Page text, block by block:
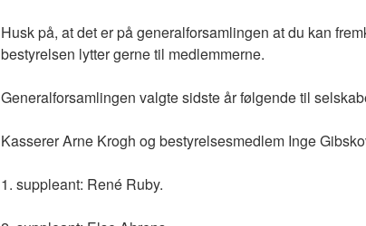
Husk på, at det er på generalforsamlingen at du kan
bestyrelsen lytter gerne til medlemmerne.
Generalforsamlingen valgte sidste år følgende til
Kasserer Arne Krogh og bestyrelsesmedlem Inge
1. suppleant: René Ruby.